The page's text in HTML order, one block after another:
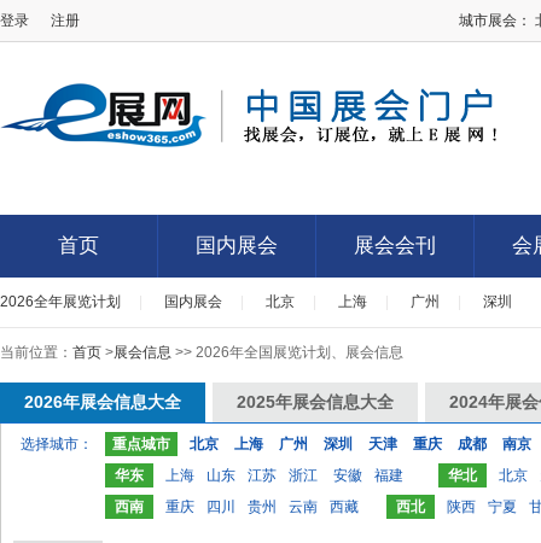
登录 注册 城市展会：
首页
首页
国内展会
国内展会
展会会刊
展会会刊
会
2026全年展览计划 国内展会 北京 上海 广州 深圳
当前位置： 首页 >展会信息 >> 2026年全国展览计划、展会信息
2026年展会信息大全 2025年展会信息大全 2024年展
选择城市： 重点城市 北京 上海 广州 深圳 天津 重庆 成都
南京
华东
上海 山东 江苏 浙江 安徽 福建 华北 北京
西南
重庆 四川 贵州 云南 西藏 西北 陕西 宁夏